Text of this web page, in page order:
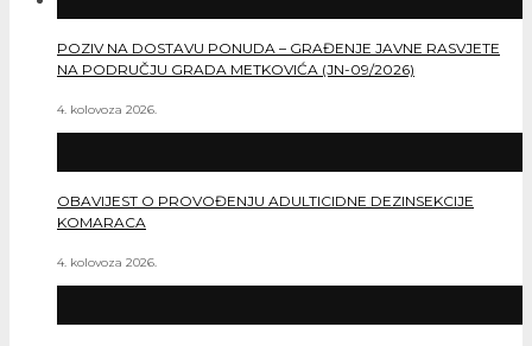
POZIV NA DOSTAVU PONUDA – GRAĐENJE JAVNE RASVJETE
NA PODRUČJU GRADA METKOVIĆA (JN-09/2026)
4. kolovoza 2026.
OBAVIJEST O PROVOĐENJU ADULTICIDNE DEZINSEKCIJE
KOMARACA
4. kolovoza 2026.